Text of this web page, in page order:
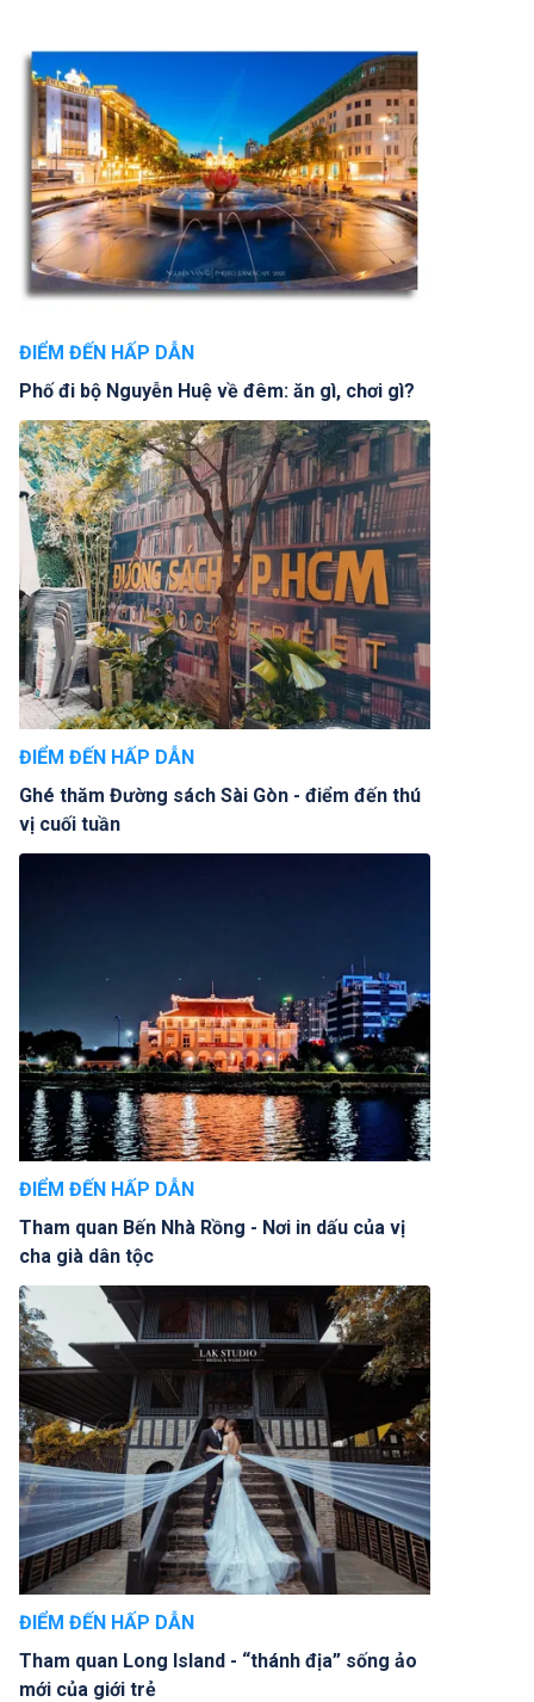
ĐIỂM ĐẾN HẤP DẪN
Phố đi bộ Nguyễn Huệ về đêm: ăn gì, chơi gì?
ĐIỂM ĐẾN HẤP DẪN
Ghé thăm Đường sách Sài Gòn - điểm đến thú
vị cuối tuần
ĐIỂM ĐẾN HẤP DẪN
Tham quan Bến Nhà Rồng - Nơi in dấu của vị
cha già dân tộc
ĐIỂM ĐẾN HẤP DẪN
Tham quan Long Island - “thánh địa” sống ảo
mới của giới trẻ